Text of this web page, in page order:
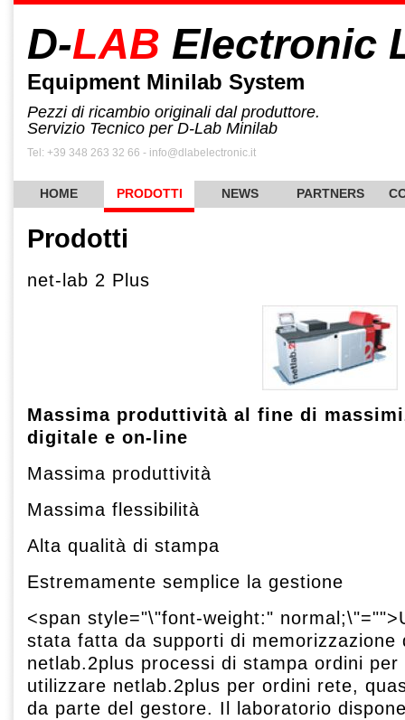
D-LAB Electronic
Equipment Minilab System
Pezzi di ricambio originali dal produttore.
Servizio Tecnico per D-Lab Minilab
Tel: +39 348 263 32 66 - info@dlabelectronic.it
HOME PRODOTTI NEWS PARTNERS
Prodotti
net-lab 2 Plus
Massima produttività al fine di
digitale e on-line
Massima produttività
Massima flessibilità
Alta qualità di stampa
Estremamente semplice la gestione
<span style="\"font-weight:"
stata fatta da supporti di memorizzazione
netlab.2plus processi di stampa ordini
utilizzare netlab.2plus per ordini rete,
da parte del gestore. Il laboratorio